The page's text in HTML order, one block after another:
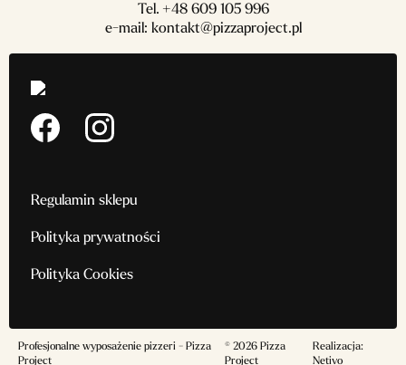
Tel. +48 609 105 996
e-mail: kontakt@pizzaproject.pl
Regulamin sklepu
Polityka prywatności
Polityka Cookies
Profesjonalne wyposażenie pizzeri - Pizza
Project
© 2026 Pizza
Project
Realizacja:
Netivo